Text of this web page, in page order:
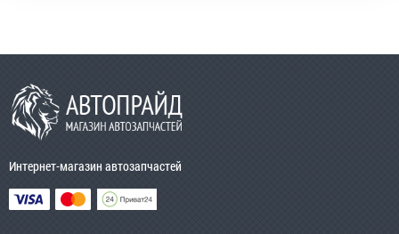
Интернет-магазин автозапчастей